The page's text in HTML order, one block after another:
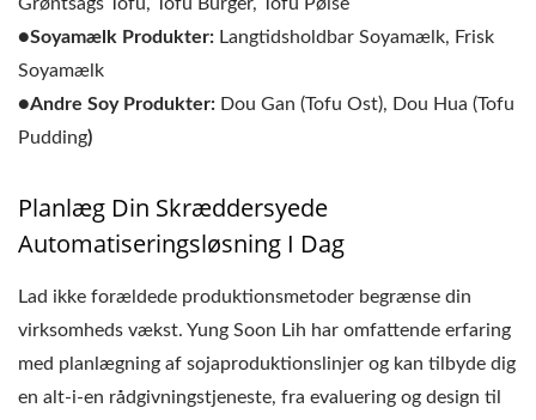
●Soyamælk Produkter: Langtidsholdbar Soyamælk, Frisk
Soyamælk
●Andre Soy Produkter: Dou Gan (Tofu Ost), Dou Hua (Tofu
Pudding)
Planlæg Din Skræddersyede
Automatiseringsløsning I Dag
Lad ikke forældede produktionsmetoder begrænse din
virksomheds vækst. Yung Soon Lih har omfattende erfaring
med planlægning af sojaproduktionslinjer og kan tilbyde dig
en alt-i-en rådgivningstjeneste, fra evaluering og design til